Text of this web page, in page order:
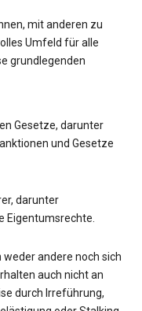
mit anderen zu
Umfeld für alle
grundlegenden
Gesetze, darunter
und Gesetze
darunter
Eigentumsrechte.
andere noch sich
auch nicht an
durch Irreführung,